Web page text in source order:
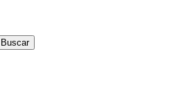
Buscar